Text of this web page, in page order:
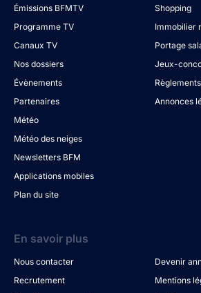
Émissions BFMTV
Programme TV
Canaux TV
Nos dossiers
Évènements
Partenaires
Météo
Météo des neiges
Newsletters BFM
Applications mobiles
Plan du site
Shopping
Immobilier
Portage
Jeux-
Annonces
En savoir plus
Nous contacter
Devenir
Recrutement
Mentions